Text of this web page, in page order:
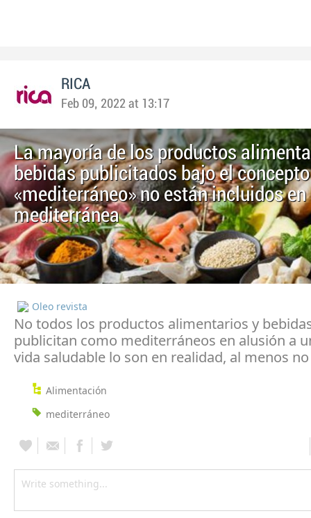
RICA
Feb 09, 2022 at 13:17
La mayoría de los productos
bebidas publicitados bajo el concepto
«mediterráneo» no están incluidos
mediterránea
Oleo revista
No todos los productos alimentarios y
publicitan como mediterráneos en alusión a
vida saludable lo son en realidad, al menos
Alimentación
mediterráneo